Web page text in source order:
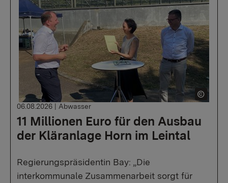
11 Millionen Euro für den Ausbau
der Kläranlage Horn im Leintal
06.08.2026 | Abwasser
Regierungspräsidentin Bay: „Die
interkommunale Zusammenarbeit sorgt für